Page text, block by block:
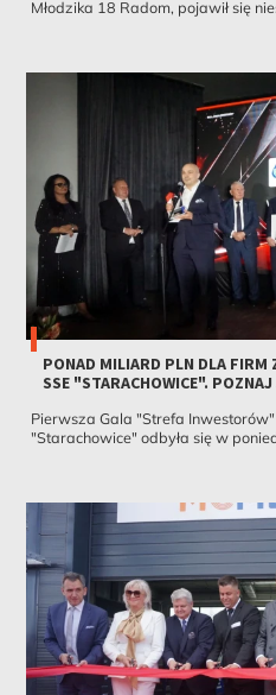
Młodzika 18 Radom, pojawił się
PONAD MILIARD PLN DLA FIRM
SSE "STARACHOWICE".
Pierwsza Gala "Strefa
"Starachowice" odbyła się w